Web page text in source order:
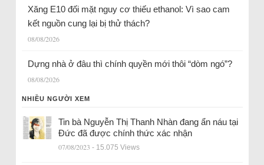
Xăng E10 đối mặt nguy cơ thiếu ethanol: Vì sao cam
kết nguồn cung lại bị thử thách?
08/08/2026
Dựng nhà ở đâu thì chính quyền mới thôi “dòm ngó”?
08/08/2026
NHIỀU NGƯỜI XEM
Tin bà Nguyễn Thị Thanh Nhàn đang ẩn náu tại
Đức đã được chính thức xác nhận
07/08/2023 - 15.075 Views